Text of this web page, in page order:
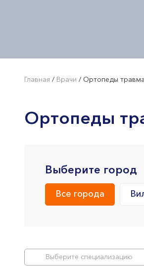
Главная / Врачи / Ортопеды
Ортопеды
Выберите город
Все города
Bыберите специализацию